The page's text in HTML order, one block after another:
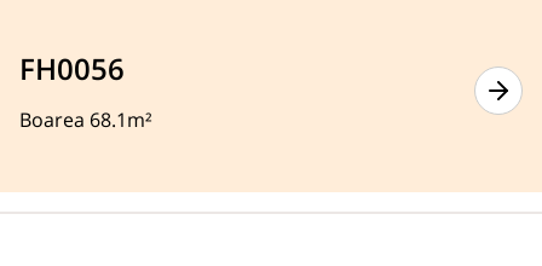
FH0056
Boarea 68.1m²